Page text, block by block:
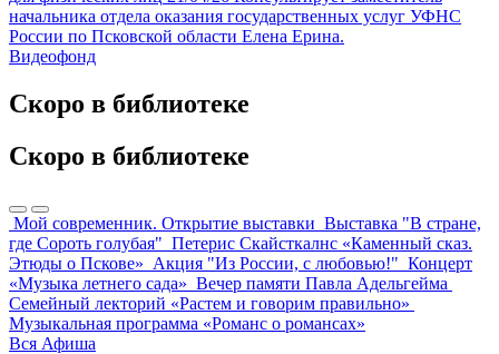
начальника отдела оказания государственных услуг УФНС
России по Псковской области Елена Ерина.
Видеофонд
Скоро в библиотеке
Скоро в библиотеке
Мой современник. Открытие выставки Выставка "В стране,
где Сороть голубая" Петерис Скайсткалнс «Каменный сказ.
Этюды о Пскове» Акция "Из России, с любовью!" Концерт
«Музыка летнего сада» Вечер памяти Павла Адельгейма
Семейный лекторий «Растем и говорим правильно»
Музыкальная программа «Романс о романсах»
Вся Афиша